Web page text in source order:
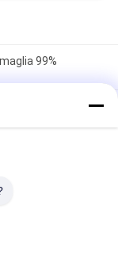
99%
Cryolite CAS
chimico